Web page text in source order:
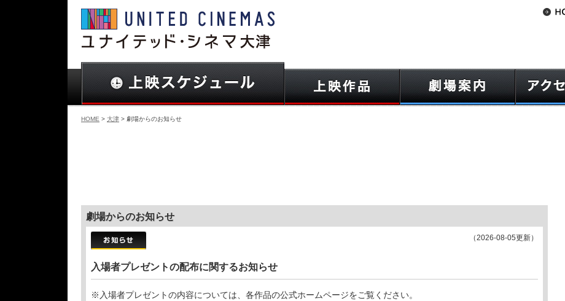
HOME > 大津 > 劇場からのお知らせ
劇場からのお知らせ
（2026-08-05更新）
入場者プレゼントの配布に関するお知らせ
※入場者プレゼントの内容については、各作品の公式ホームページをご覧ください。